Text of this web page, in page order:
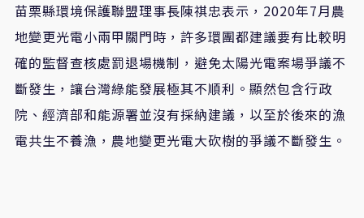
苗栗縣環境保護聯盟理事長陳祺忠表示，2020年7月農
地變更光電小兩甲關門時，許多環團都建議要有比較明
確的監督查核處罰退場機制，避免太陽光電案場爭議不
斷發生，讓台灣綠能發展極其不順利。顯然包含行政
院、經濟部和能源署並沒有採納建議，以至於後來的漁
電共生不養漁，農地變更光電大砍樹的爭議不斷發生。